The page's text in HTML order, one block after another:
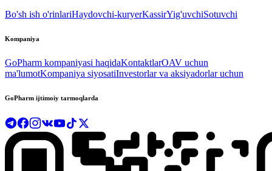
Bo'sh ish o'rinlariHaydovchi-kuryerKassirYig'uvchiSotuvchi
Kompaniya
GoPharm kompaniyasi haqidaKontaktlarOAV uchun
ma'lumotKompaniya siyosatiInvestorlar va aksiyadorlar uchun
GoPharm ijtimoiy tarmoqlarda